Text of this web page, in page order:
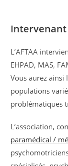
Intervenant
L’AFTAA
EHPAD, MAS,
Vous aurez ainsi
populations
problématiques
L’association,
paramédical /